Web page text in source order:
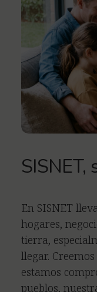
SISNET,
En SISNET
hogares,
tierra,
llegar.
estamos
pueblos,